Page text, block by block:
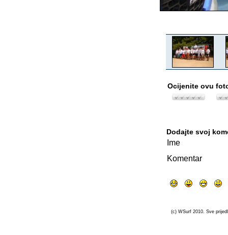
Ocijenite ovu
Dodajte svoj
Ime
Komentar
(c) WSurf 2010. Sve